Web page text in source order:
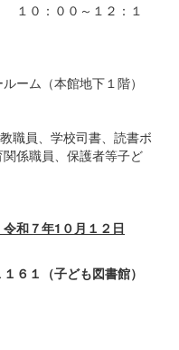
１０：００～１２：１
ム（本館地下１階）
職員、学校司書、読書ボ
係職員、保護者等子ど
和７年1０月１２日
６１（子ども図書館）